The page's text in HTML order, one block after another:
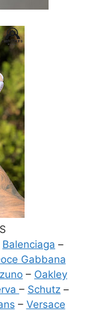
Balenciaga –
Gabbana
– Oakley
– Schutz –
– Versace